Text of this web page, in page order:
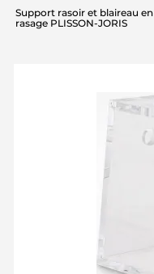
Support rasoir et blaireau
rasage PLISSON-JORIS